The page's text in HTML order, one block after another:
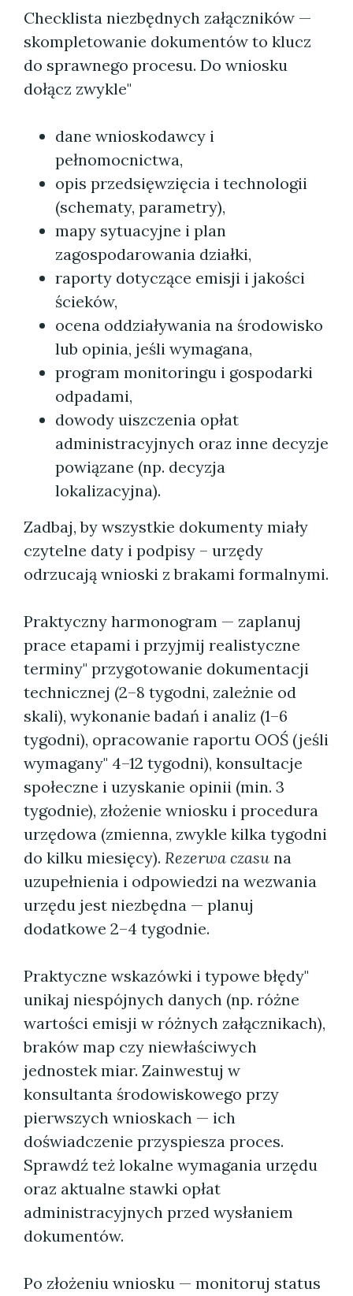
Checklista niezbędnych załączników —
skompletowanie dokumentów to klucz
do sprawnego procesu. Do wniosku
dołącz zwykle"
dane wnioskodawcy i
pełnomocnictwa,
opis przedsięwzięcia i technologii
(schematy, parametry),
mapy sytuacyjne i plan
zagospodarowania działki,
raporty dotyczące emisji i jakości
ścieków,
ocena oddziaływania na środowisko
lub opinia, jeśli wymagana,
program monitoringu i gospodarki
odpadami,
dowody uiszczenia opłat
administracyjnych oraz inne decyzje
powiązane (np. decyzja
lokalizacyjna).
Zadbaj, by wszystkie dokumenty miały
czytelne daty i podpisy – urzędy
odrzucają wnioski z brakami formalnymi.
Praktyczny harmonogram — zaplanuj
prace etapami i przyjmij realistyczne
terminy" przygotowanie dokumentacji
technicznej (2–8 tygodni, zależnie od
skali), wykonanie badań i analiz (1–6
tygodni), opracowanie raportu OOŚ (jeśli
wymagany" 4–12 tygodni), konsultacje
społeczne i uzyskanie opinii (min. 3
tygodnie), złożenie wniosku i procedura
urzędowa (zmienna, zwykle kilka tygodni
do kilku miesięcy). Rezerwa czasu na
uzupełnienia i odpowiedzi na wezwania
urzędu jest niezbędna — planuj
dodatkowe 2–4 tygodnie.
Praktyczne wskazówki i typowe błędy"
unikaj niespójnych danych (np. różne
wartości emisji w różnych załącznikach),
braków map czy niewłaściwych
jednostek miar. Zainwestuj w
konsultanta środowiskowego przy
pierwszych wnioskach — ich
doświadczenie przyspiesza proces.
Sprawdź też lokalne wymagania urzędu
oraz aktualne stawki opłat
administracyjnych przed wysłaniem
dokumentów.
Po złożeniu wniosku — monitoruj status